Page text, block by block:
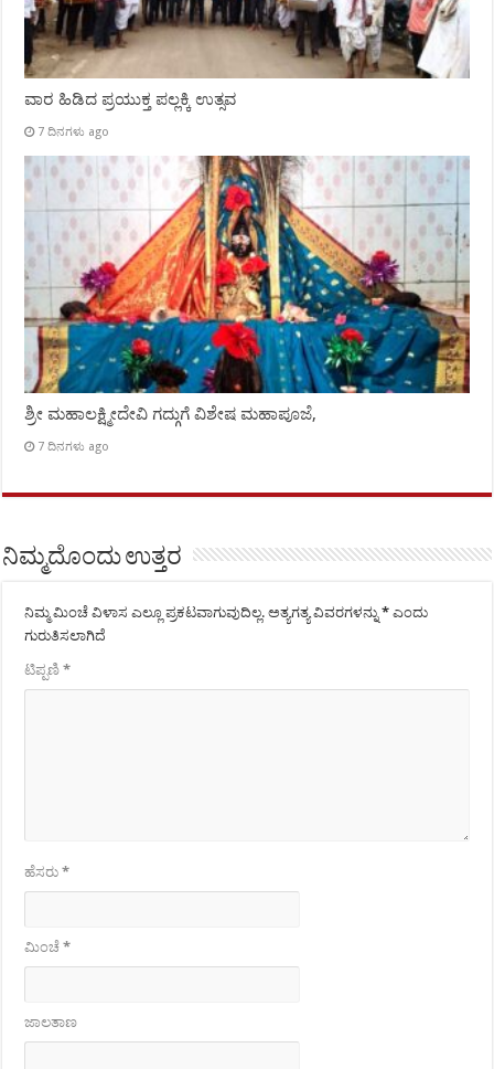
ವಾರ ಹಿಡಿದ ಪ್ರಯುಕ್ತ ಪಲ್ಲಕ್ಕಿ ಉತ್ಸವ
7 ದಿನಗಳು ago
ಶ್ರೀ ಮಹಾಲಕ್ಷ್ಮೀದೇವಿ ಗದ್ಗುಗೆ ವಿಶೇಷ ಮಹಾಪೂಜೆ,
7 ದಿನಗಳು ago
ನಿಮ್ಮದೊಂದು ಉತ್ತರ
ನಿಮ್ಮ ಮಿಂಚೆ ವಿಳಾಸ ಎಲ್ಲೂ ಪ್ರಕಟವಾಗುವುದಿಲ್ಲ. ಅತ್ಯಗತ್ಯ ವಿವರಗಳನ್ನು* ಎಂದು
ಗುರುತಿಸಲಾಗಿದೆ
ಟಿಪ್ಪಣಿ*
ಹೆಸರು*
ಮಿಂಚೆ*
ಜಾಲತಾಣ